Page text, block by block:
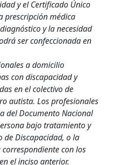
y el Certificado Único
prescripción médica
y la necesidad
ser confeccionada en
a domicilio
con discapacidad y
en el colectivo de
autista. Los profesionales
del Documento Nacional
bajo tratamiento y
de Discapacidad, o la
con los
el inciso anterior.